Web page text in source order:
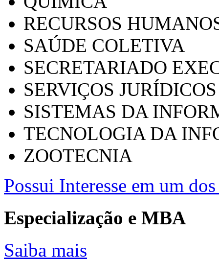
RECURSOS
SAÚDE COLETIVA
SECRETARIADO
SERVIÇOS
SISTEMAS DA
TECNOLOGIA DA
ZOOTECNIA
Possui Interesse em um
Especialização e MBA
Saiba mais